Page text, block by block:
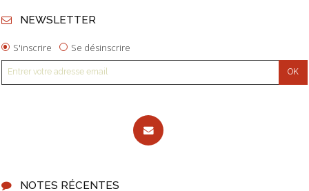
NEWSLETTER
S'inscrire Se désinscrire
NOTES RÉCENTES